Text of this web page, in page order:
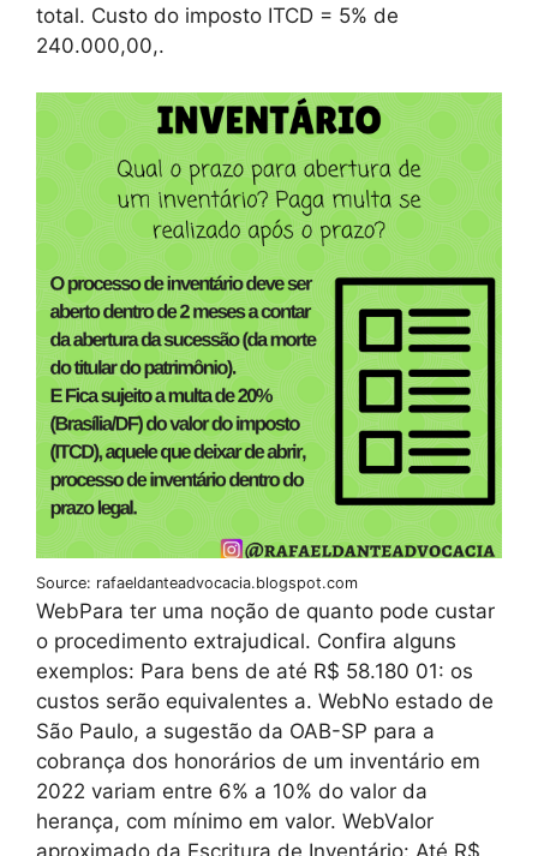
total. Custo do imposto ITCD = 5% de
240.000,00,.
Source: rafaeldanteadvocacia.blogspot.com
WebPara ter uma noção de quanto pode custar
o procedimento extrajudical. Confira alguns
exemplos: Para bens de até R$ 58.180 01: os
custos serão equivalentes a. WebNo estado de
São Paulo, a sugestão da OAB-SP para a
cobrança dos honorários de um inventário em
2022 variam entre 6% a 10% do valor da
herança, com mínimo em valor. WebValor
aproximado da Escritura de Inventário: Até R$